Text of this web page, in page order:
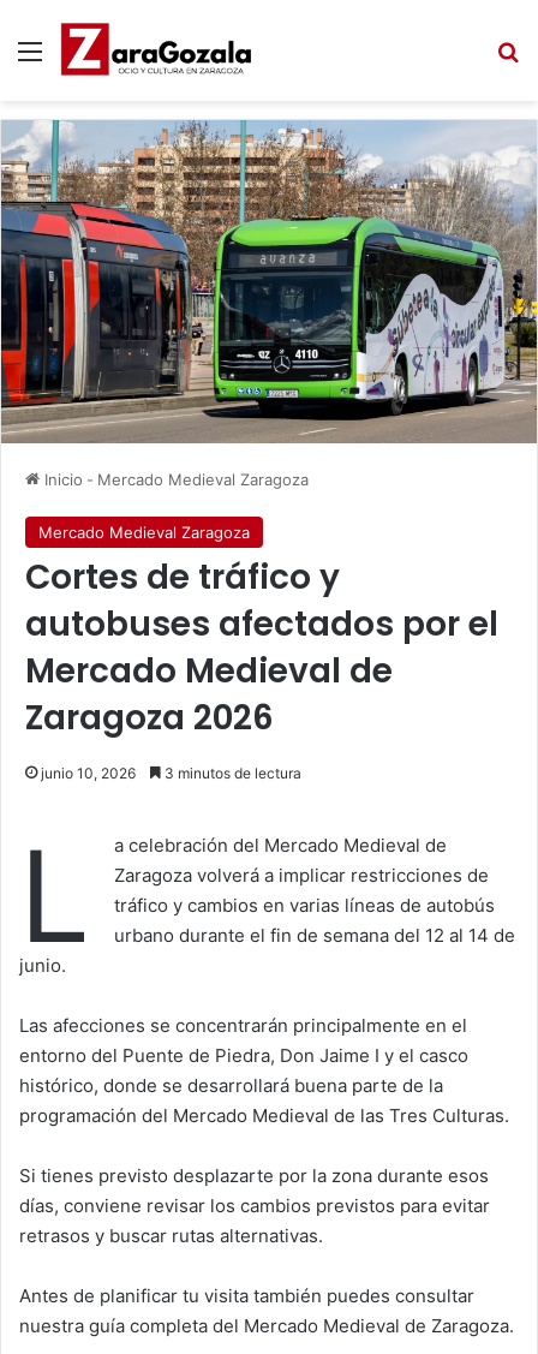
Menú
Inicio - Mercado Medieval Zaragoza
Mercado Medieval Zaragoza
Cortes de tráfico y
autobuses afectados por el
Mercado Medieval de
Zaragoza 2026
junio 10, 2026 3 minutos de lectura
L
a celebración del Mercado Medieval de
Zaragoza volverá a implicar restricciones de
tráfico y cambios en varias líneas de autobús
urbano durante el fin de semana del 12 al 14 de
junio.
Las afecciones se concentrarán principalmente en el
entorno del Puente de Piedra, Don Jaime I y el casco
histórico, donde se desarrollará buena parte de la
programación del Mercado Medieval de las Tres Culturas.
Si tienes previsto desplazarte por la zona durante esos
días, conviene revisar los cambios previstos para evitar
retrasos y buscar rutas alternativas.
Antes de planificar tu visita también puedes consultar
nuestra guía completa del Mercado Medieval de Zaragoza.